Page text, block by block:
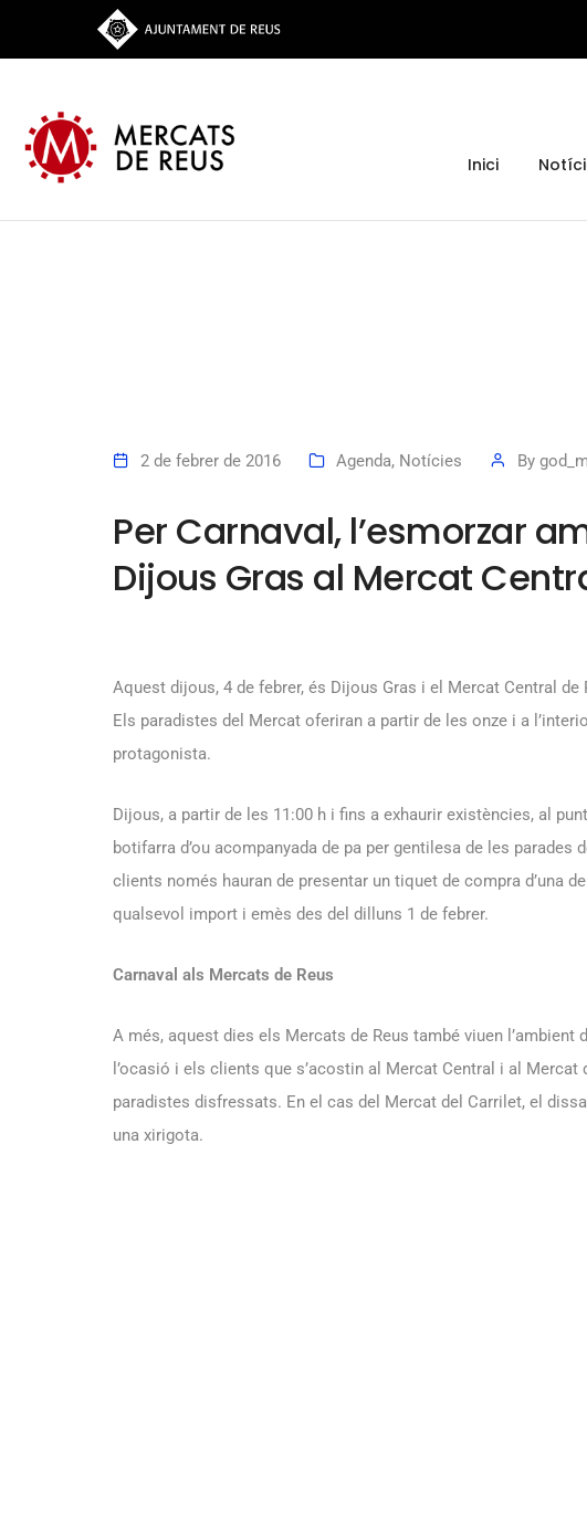
Inici
2 de febrer de 2016 Agenda, Notícies By
Per Carnaval, l’esmorzar
Dijous Gras al Mercat
Aquest dijous, 4 de febrer, és Dijous Gras i el Mercat Central
Els paradistes del Mercat oferiran a partir de les onze i a
protagonista.
Dijous, a partir de les 11:00 h i fins a exhaurir existències, al
botifarra d’ou acompanyada de pa per gentilesa de les
clients només hauran de presentar un tiquet de compra d’una
qualsevol import i emès des del dilluns 1 de febrer.
Carnaval als Mercats de Reus
A més, aquest dies els Mercats de Reus també viuen l’ambient
l’ocasió i els clients que s’acostin al Mercat Central i al
paradistes disfressats. En el cas del Mercat del Carrilet, el
una xirigota.